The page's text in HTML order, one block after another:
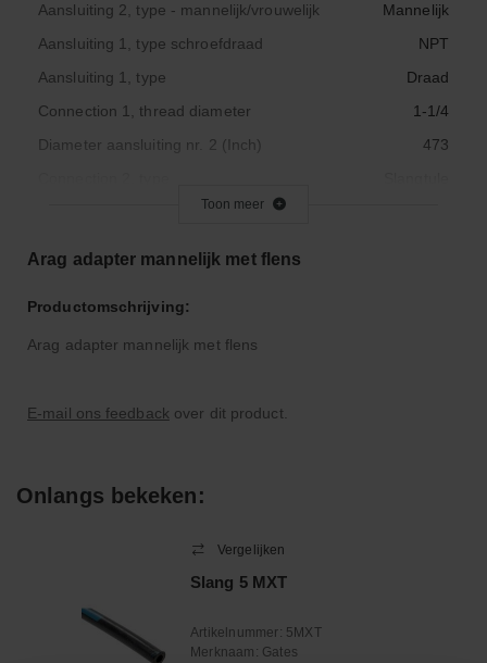
Aansluiting 2, type - mannelijk/vrouwelijk
Mannelijk
Aansluiting 1, type schroefdraad
NPT
Aansluiting 1, type
Draad
Connection 1, thread diameter
1-1/4
Diameter aansluiting nr. 2 (Inch)
473
Aansluiting 1, type - mannelijk/vrouwelijk
Type
Toon meer
Arag adapter mannelijk met flens
Productomschrijving:
Arag adapter mannelijk met flens
E-mail ons feedback over dit product.
Onlangs bekeken:
Vergelijken
Slang 5 MXT
Artikelnummer: 5MXT
Merknaam: Gates